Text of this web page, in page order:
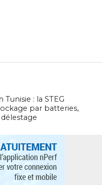
: la STEG
par batteries,